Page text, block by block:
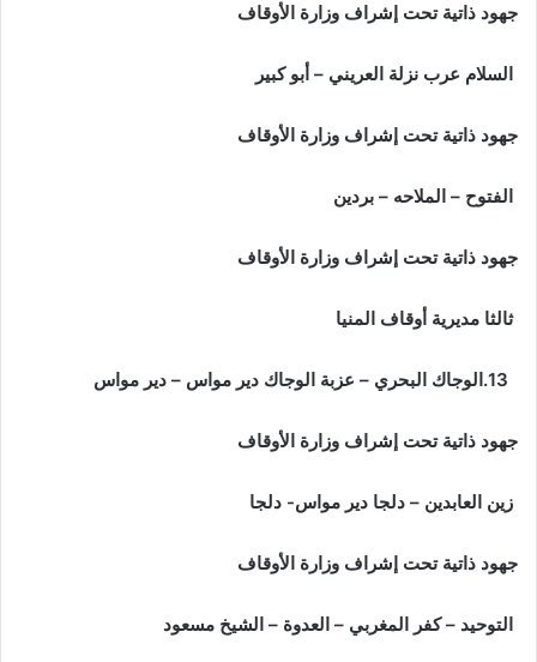
جهود ذاتية تحت إشراف وزارة الأوقاف
السلام عرب نزلة العريني – أبو كبير
جهود ذاتية تحت إشراف وزارة الأوقاف
الفتوح – الملاحه – بردين
جهود ذاتية تحت إشراف وزارة الأوقاف
ثالثا مديرية أوقاف المنيا
13. الوجاك البحري – عزبة الوجاك دير مواس – دير مواس
جهود ذاتية تحت إشراف وزارة الأوقاف
زين العابدين – دلجا دير مواس- دلجا
جهود ذاتية تحت إشراف وزارة الأوقاف
التوحيد – كفر المغربي – العدوة – الشيخ مسعود